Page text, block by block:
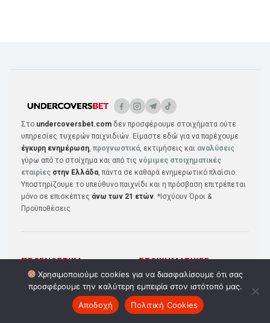
Στο undercoversbet.com δεν προσφέρουμε στοιχήματα ούτε
υπηρεσίες τυχερών παιχνιδιών. Είμαστε εδώ για να παρέχουμε
έγκυρη ενημέρωση, προγνωστικά, εκτιμήσεις και αναλύσεις
γύρω από το στοίχημα και από τις νόμιμες στοιχηματικές
εταιρίες στην Ελλάδα, πάντα σε καθαρά ενημερωτικό πλαίσιο.
Υποστηρίζουμε το υπεύθυνο παιχνίδι και η πρόσβαση επιτρέπεται
μόνο σε επισκέπτες άνω των 21 ετών. *Ισχύουν Όροι &
Προϋποθέσεις
ΠΡΟΓΝΩΣΤΙΚΆ
Χινάρια
ΣΤΟΙΧΗΜΑΤΙΚΈΣ
Στοιχηματικές Ελλάδα
Novibet
Χρησιμοποιούμε cookies για να διασφαλίσουμε ότι σας
προσφέρουμε την καλύτερη εμπειρία στον ιστότοπό μας.
Αποδοχή
Πολιτική Cookies